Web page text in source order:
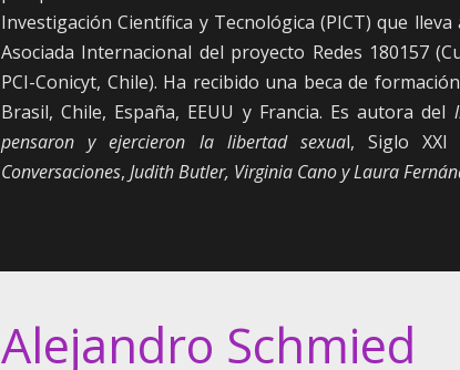
Investigación Científica y Tecnológica (PICT) que
Asociada Internacional del proyecto Redes 180157
PCI-Conicyt, Chile). Ha recibido una beca de
Brasil, Chile, España, EEUU y Francia. Es autora del
pensaron y ejercieron la libertad sexual, Siglo XXI
Conversaciones, Judith Butler, Virginia Cano y Laura
Alejandro Schmied